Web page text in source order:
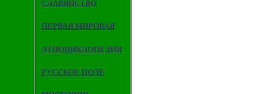
СЛАВЯНСТВО
ПЕРВАЯ МИРОВАЯ
ЭТНОЦИКЛОПЕДИЯ
РУССКОЕ ПОЛЕ